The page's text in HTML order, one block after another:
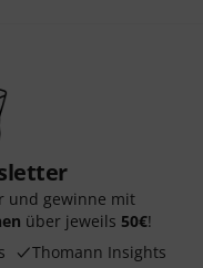
und gewinne mit
über jeweils 50€!
Thomann Insights